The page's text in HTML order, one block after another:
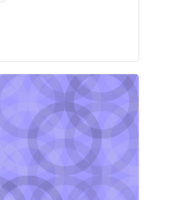
образование